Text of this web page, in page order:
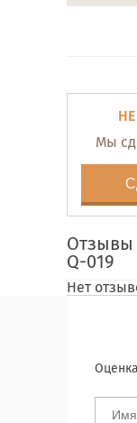
Мы
Отзывы
Q-019
Нет